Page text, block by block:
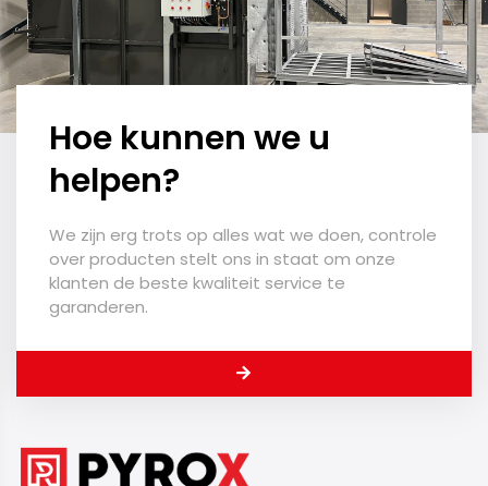
Hoe kunnen we u
helpen?
We zijn erg trots op alles wat we doen, controle
over producten stelt ons in staat om onze
klanten de beste kwaliteit service te
garanderen.